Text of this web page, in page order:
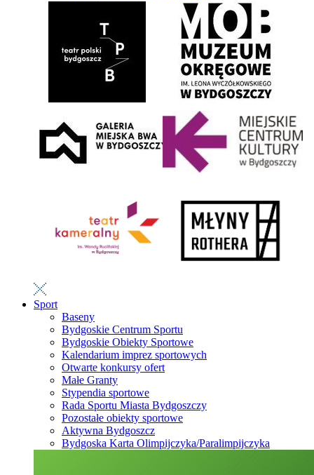
Sport
Baseny
Bydgoskie Centrum Sportu
Bydgoskie Obiekty Sportowe
Kalendarium imprez sportowych
Otwarte konkursy ofert
Małe Granty
Stypendia sportowe
Rada Sportu Miasta Bydgoszczy
Pozostałe obiekty sportowe
Aktywna Bydgoszcz
Bydgoska Karta Olimpijczyka/Paralimpijczyka